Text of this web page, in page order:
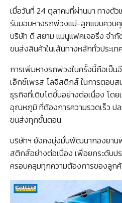
เมื่อวันที่ 24 ตุลาคมที่ผ่านมา ทางตัว
รับมอบหางรถพ่วงแม่-ลูกแบบควบ
บริษัท ดี สยาม แมนูแฟคเจอริ่ง จำกั
ขนส่งสินค้าในเส้นทางหลักทั่วประเท
การเพิ่มหางรถพ่วงในครั้งนี้ถือเป็
เอ็กซ์เพรส โลจิสติกส์ ในการตอบ
ธุรกิจที่เติบโตขึ้นอย่างต่อเนื่อง โด
อุณหภูมิ ที่ต้องการความรวดเร็ว ป
ขนส่งทุกขั้นตอน
บริษัทฯ ยังคงมุ่งมั่นพัฒนากองยานพ
สติกส์อย่างต่อเนื่อง เพื่อยกระดับป
ครอบคลุมทุกความต้องการของลูก